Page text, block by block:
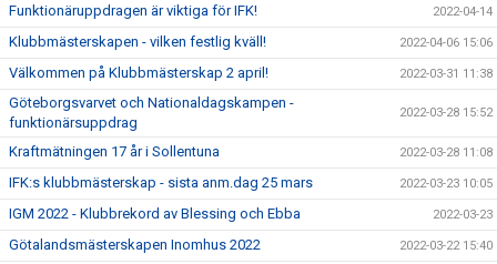
Funktionäruppdragen är viktiga för IFK! 2022-04-14
Klubbmästerskapen - vilken festlig kväll! 2022-04-06 15:06
Välkommen på Klubbmästerskap 2 april! 2022-03-31 11:38
Göteborgsvarvet och Nationaldagskampen -
funktionärsuppdrag
2022-03-28 15:52
Kraftmätningen 17 år i Sollentuna 2022-03-28 11:08
IFK:s klubbmästerskap - sista anm.dag 25 mars 2022-03-23 10:05
IGM 2022 - Klubbrekord av Blessing och Ebba 2022-03-23
Götalandsmästerskapen Inomhus 2022 2022-03-22 15:40